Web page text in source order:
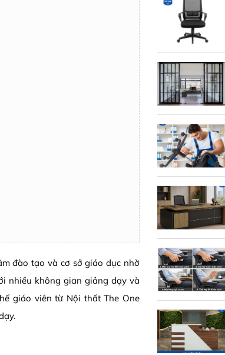
đào tạo và cơ sở giáo dục nhờ
nhiều không gian giảng dạy và
giáo viên từ Nội thất The One